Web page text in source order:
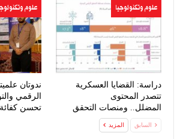
علوم وتكنولوجيا
دراسة: القضايا العسكرية
تتصدر المحتوى
المضلل.. ومنصات التحقق
الرقمي تعزز مواجهة…
علوم
ندوتان
الرقمي
تحسن
السابق المزيد